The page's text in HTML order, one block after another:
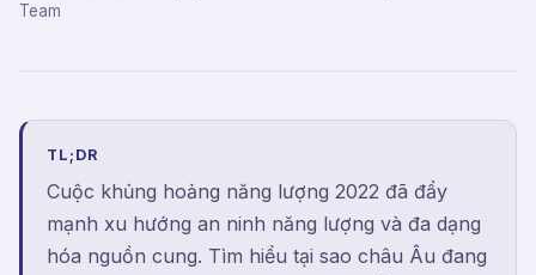
Team
TL;DR
Cuộc khủng hoảng năng lượng 2022 đã đẩy
mạnh xu hướng an ninh năng lượng và đa dạng
hóa nguồn cung. Tìm hiểu tại sao châu Âu đang